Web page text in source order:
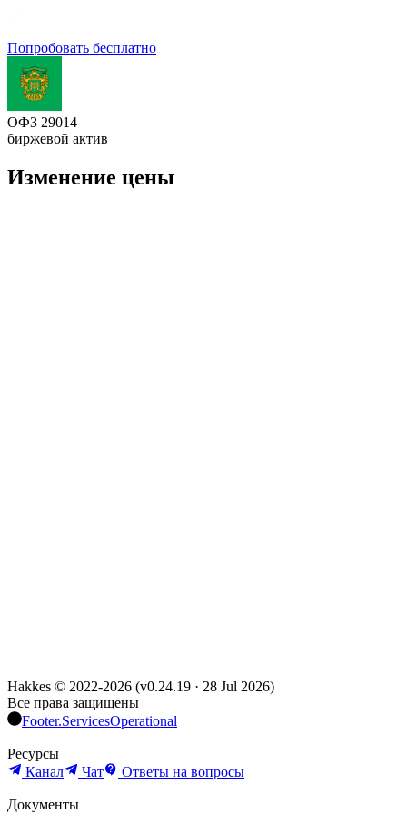
Попробовать бесплатно
ОФЗ 29014
биржевой актив
Изменение цены
Hakkes © 2022-2026 (v0.24.19 · 28 Jul 2026)
Все права защищены
Footer.ServicesOperational
Ресурсы
Канал
Чат Ответы на вопросы
Документы